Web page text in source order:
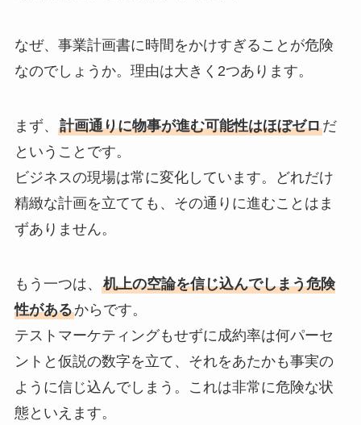
なぜ、事業計画書に時間をかけすぎることが危険
なのでしょうか。理由は大きく2つあります。
まず、 計画通りに物事が進む可能性はほぼゼロだ
ということです。
ビジネスの現場は常に変化しています。どれだけ
精緻な計画を立てても、その通りに進むことはま
ずありません。
もう一つは、 机上の空論を信じ込んでしまう危険
性があるからです。
テストマーケティングもせずに成約率は何パーセ
ントと仮説の数字を立て、それをあたかも事実の
ように信じ込んでしまう。これは非常に危険な状
態といえます。